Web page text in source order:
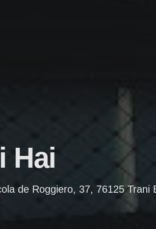
Hai
de Roggiero, 37, 76125 Trani